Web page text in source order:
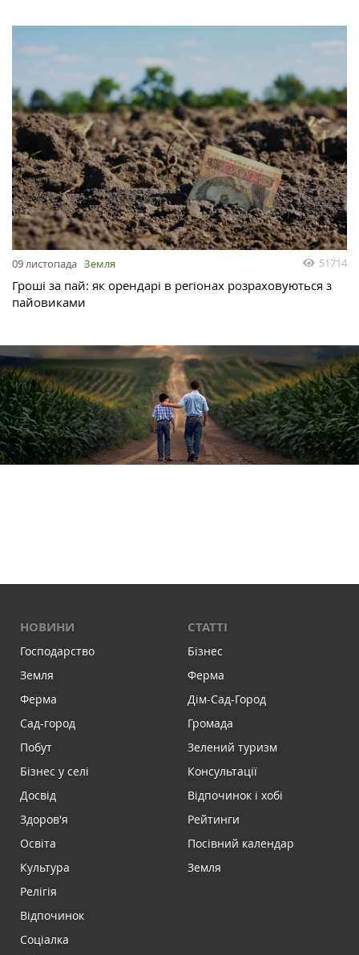
09 листопада Земля 51714
Гроші за пай: як орендарі в регіонах розраховуються з
пайовиками
НОВИНИ
Господарство
Земля
Ферма
Сад-город
Побут
Бізнес у селі
Досвід
Здоров'я
Освіта
Культура
Релігія
Відпочинок
Соціалка
СТАТТІ
Бізнес
Ферма
Дім-Сад-Город
Громада
Зелений туризм
Консультації
Відпочинок і хобі
Рейтинги
Посівний календар
Земля